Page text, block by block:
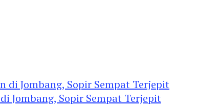
Jombang, Sopir Sempat Terjepit